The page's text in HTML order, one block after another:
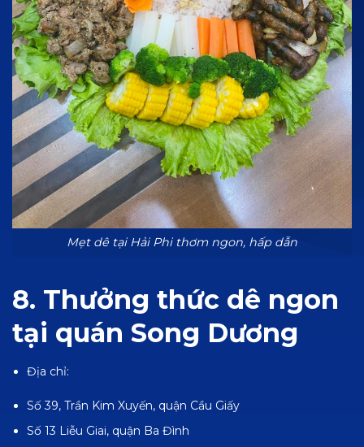
Mẹt dê tại Hải Phi thơm ngon, hấp dẫn
8. Thưởng thức dê ngon
tại quán Song Dương
Địa chỉ:
Số 39, Trần Kim Xuyến, quận Cầu Giấy
Số 13 Liễu Giai, quận Ba Đình